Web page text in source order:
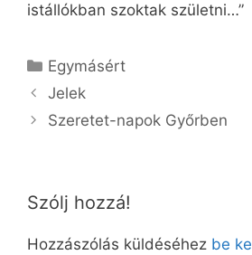
istállókban szoktak születni…”
Kategória
Egymásért
Jelek
Szeretet-napok Győrben
Szólj hozzá!
Hozzászólás küldéséhez be